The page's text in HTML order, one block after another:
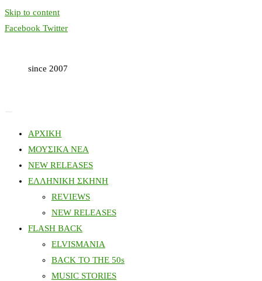
Skip to content
Facebook Twitter
since 2007
ΑΡΧΙΚΗ
ΜΟΥΣΙΚΑ ΝΕΑ
NEW RELEASES
ΕΛΛΗΝΙΚΗ ΣΚΗΝΗ
REVIEWS
NEW RELEASES
FLASH BACK
ELVISMANIA
BACK TO THE 50s
MUSIC STORIES